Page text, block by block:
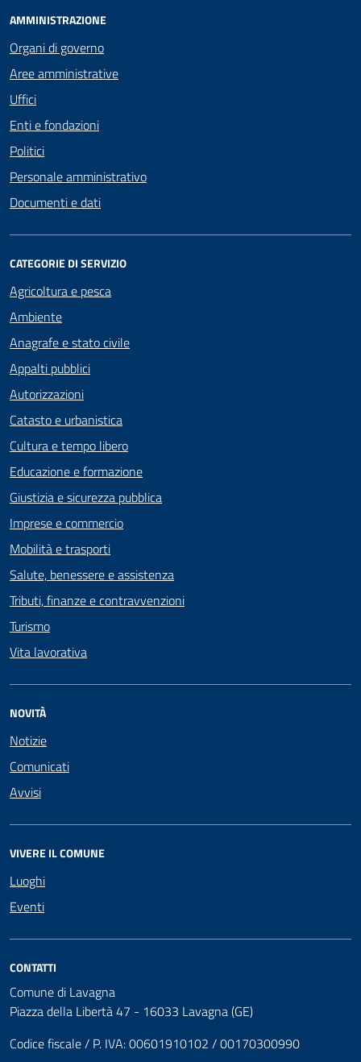
AMMINISTRAZIONE
Organi di governo
Aree amministrative
Uffici
Enti e fondazioni
Politici
Personale amministrativo
Documenti e dati
CATEGORIE DI SERVIZIO
Agricoltura e pesca
Ambiente
Anagrafe e stato civile
Appalti pubblici
Autorizzazioni
Catasto e urbanistica
Cultura e tempo libero
Educazione e formazione
Giustizia e sicurezza pubblica
Imprese e commercio
Mobilità e trasporti
Salute, benessere e assistenza
Tributi, finanze e contravvenzioni
Turismo
Vita lavorativa
NOVITÀ
Notizie
Comunicati
Avvisi
VIVERE IL COMUNE
Luoghi
Eventi
CONTATTI
Comune di Lavagna
Piazza della Libertà 47 - 16033 Lavagna (GE)
Codice fiscale / P. IVA: 00601910102 / 00170300990